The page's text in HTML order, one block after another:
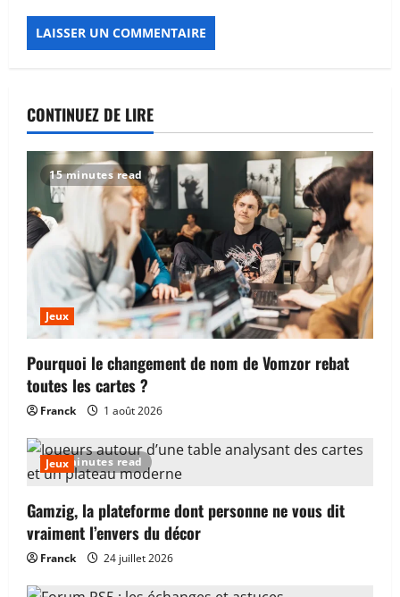
CONTINUEZ DE LIRE
15 minutes read
Jeux
Pourquoi le changement de nom de Vomzor rebat
toutes les cartes ?
Franck 1 août 2026
12 minutes read
Jeux
Gamzig, la plateforme dont personne ne vous dit
vraiment l’envers du décor
Franck 24 juillet 2026
Où trouver aujourd’hui la véritable
nouvelle adresse de Darkiworld ?
5 août 2026
3
Web
Comment marche vraiment une
blockchain quand tu lances une
transaction ?
3 août 2026
4
Jeux
Pourquoi le changement de nom de
Vomzor rebat toutes les cartes ?
5
Finance et assurance
Combien coûte la mise en place de la
dématérialisation des factures pour une
TPE de travaux ?
1 août 2026